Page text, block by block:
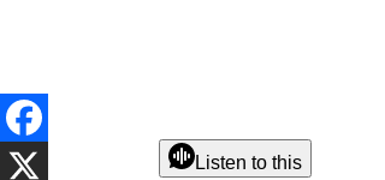
Listen to this